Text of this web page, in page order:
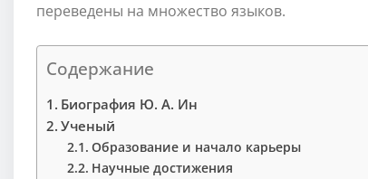
переведены на множество языков.
Содержание
Биография Ю. А. Ин
Ученый
Образование и начало карьеры
Научные достижения